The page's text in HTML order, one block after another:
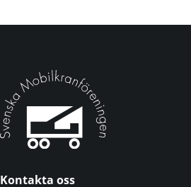
Kontakta oss